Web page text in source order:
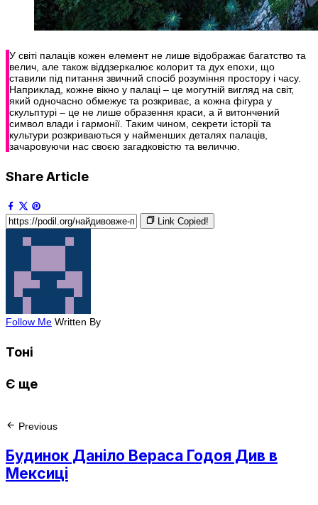
У світі палаців кожен елемент не лише відображає багатство та
велич, але також віддзеркалює колорит та дух епохи, що
ставили під питання звичний спосіб розуміння простору і часу.
Наприклад, кожне вікно у палаці – це могутній вигляд на світ,
який одночасно обмежує та розкриває, а кожна фігура у
скульптурі – це не лише образення краси, а й витончений
символ влади і гармонії. Таким чином, секрети історії та
культури розкриваються у найменших деталях палаців,
зачаровуючи нас своєю загадковістю та величчю.
Share Article
Link Copied!
Follow Me Written By
Тоні
Є ще
Previous
Будинок Даніло Вераса Годоя Див в
Мексиці